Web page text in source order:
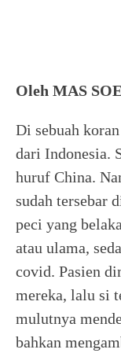
Oleh MAS
Di sebuah
dari Indonesia.
huruf China.
sudah tersebar
peci yang
atau ulama,
covid. Pasien
mereka, lalu si
mulutnya
bahkan